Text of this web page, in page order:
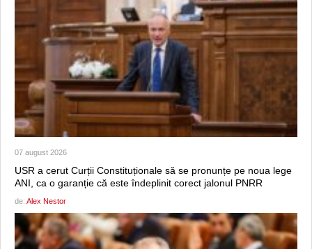
07 august 2026
USR a cerut Curții Constituționale să se pronunțe pe noua lege
ANI, ca o garanție că este îndeplinit corect jalonul PNRR
de: Alex Nestor